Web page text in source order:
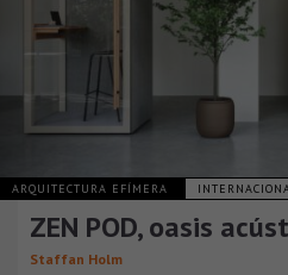
ARQUITECTURA EFÍMERA
ZEN POD, oasis
Staffan Holm